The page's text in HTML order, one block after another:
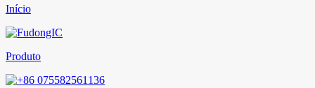
Início
Produto